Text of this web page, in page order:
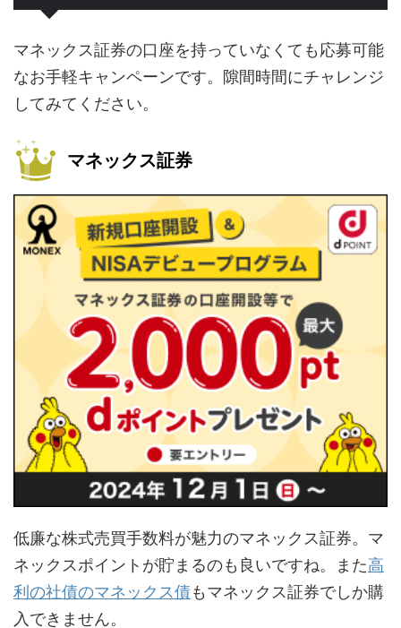
マネックス証券の口座を持っていなくても応募可能
なお手軽キャンペーンです。隙間時間にチャレンジ
してみてください。
マネックス証券
低廉な株式売買手数料が魅力のマネックス証券。マ
ネックスポイントが貯まるのも良いですね。また高
利の社債のマネックス債もマネックス証券でしか購
入できません。